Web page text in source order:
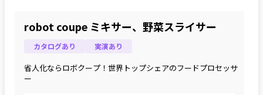
robot coupe ミキサー、野菜スライサー
カタログあり 実演あり
省人化ならロボクープ！世界トップシェアのフードプロセッサ
ー